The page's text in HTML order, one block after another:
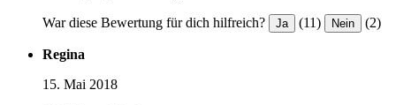
War diese Bewertung für dich hilfreich? Ja (11) Nein (2)
Regina
15. Mai 2018